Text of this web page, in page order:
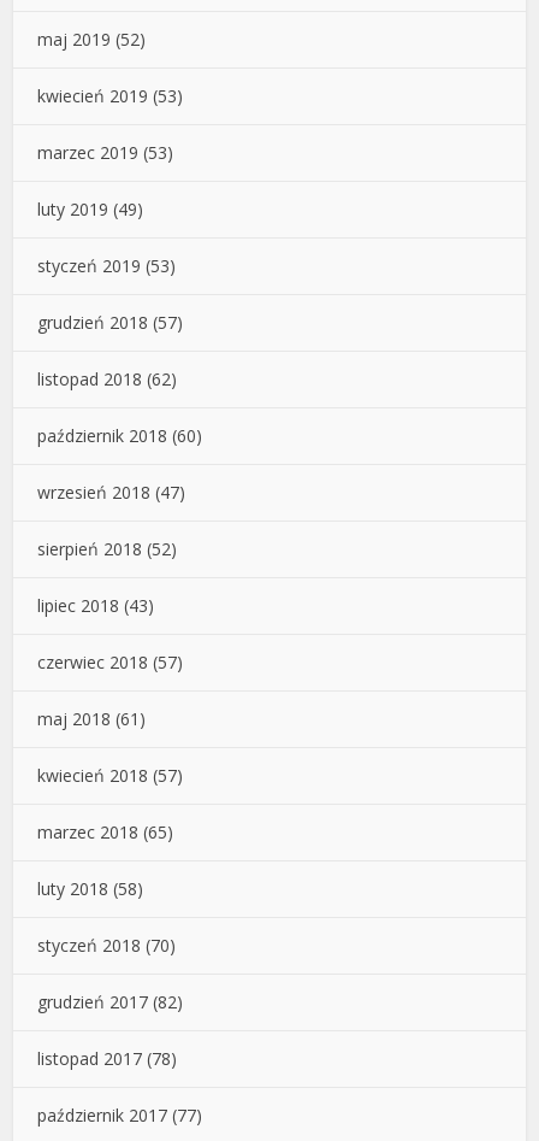
maj 2019 (52)
kwiecień 2019 (53)
marzec 2019 (53)
luty 2019 (49)
styczeń 2019 (53)
grudzień 2018 (57)
listopad 2018 (62)
październik 2018 (60)
wrzesień 2018 (47)
sierpień 2018 (52)
lipiec 2018 (43)
czerwiec 2018 (57)
maj 2018 (61)
kwiecień 2018 (57)
marzec 2018 (65)
luty 2018 (58)
styczeń 2018 (70)
grudzień 2017 (82)
listopad 2017 (78)
październik 2017 (77)